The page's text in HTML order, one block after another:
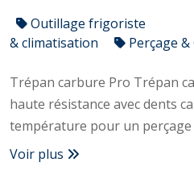
Outillage frigoriste
& climatisation
Perçage
Trépan carbure Pro Trépan carbure fabriqué en acier
haute résistance avec dents
température pour un
résistance à l'usure. Convient
Voir plus